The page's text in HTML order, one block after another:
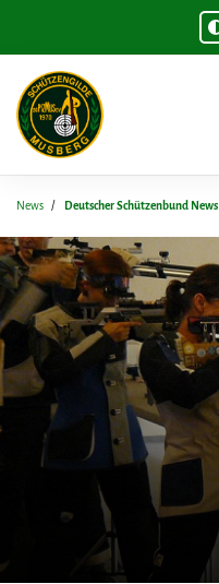
News Deutscher Schützenbund News